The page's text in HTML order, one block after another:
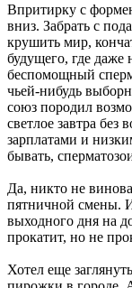
Впритирку с
вниз. Забрать с
крушить мир,
будущего, где даже
беспомощный
чьей-нибудь
союз породил
светлое завтра
зарплатами и
бывать,
Да, никто не
пятничной смены. И
выходного дня на
прокатит, но не
Хотел еще